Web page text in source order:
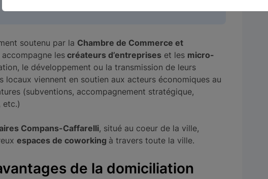
soutenu par la Chambre de Commerce et
les créateurs d’entreprises et les micro-
le développement ou la transmission de leurs
locaux viennent en soutien aux acteurs économiques au
(subventions, accompagnement stratégique,
etc.)
Compans-Caffarelli, situé au coeur de la ville,
espaces de coworking à travers toute la ville.
de la domiciliation